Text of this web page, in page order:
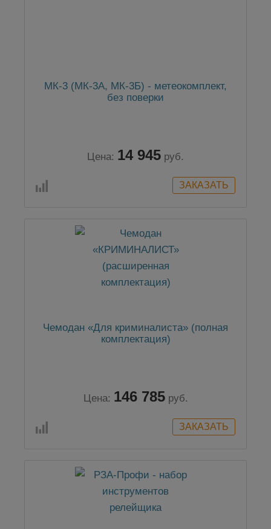
МК-3 (МК-3А, МК-3Б) - метеокомплект,
без поверки
Цена: 14 945 руб.
Чемодан «Для криминалиста» (полная
комплектация)
Цена: 146 785 руб.